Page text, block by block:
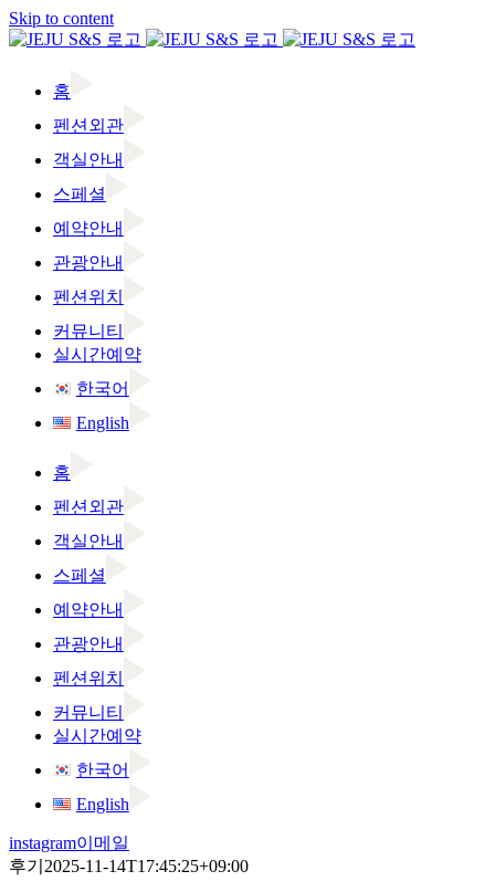
Skip to content
홈
펜션외관
객실안내
스페셜
예약안내
관광안내
펜션위치
커뮤니티
실시간예약
한국어
English
홈
펜션외관
객실안내
스페셜
예약안내
관광안내
펜션위치
커뮤니티
실시간예약
한국어
English
instagram이메일
후기 2025-11-14T17:45:25+09:00